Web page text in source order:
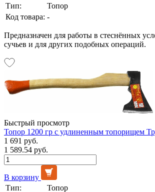
Тип:
Топор
Код товара: -
Предназначен для работы в стеснённых
сучьев и для других подобных операций.
Быстрый просмотр
Топор 1200 гр с удлиненным топорищем
1 691 руб.
1 589.54 руб.
В корзину
Тип:
Топор